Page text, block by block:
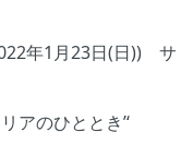
年1月23日(日)) サ
アのひととき’‘